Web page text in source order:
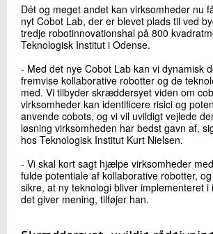
Dét og meget andet kan virksomheder nu
nyt Cobot Lab, der er blevet plads til ved
tredje robotinnovationshal på 800
Teknologisk Institut i Odense.
- Med det nye Cobot Lab kan vi dynamisk
fremvise kollaborative robotter og de
med. Vi tilbyder skræddersyet viden om
virksomheder kan identificere risici og
anvende cobots, og vi vil uvildigt vejlede
løsning virksomheden har bedst gavn af,
hos Teknologisk Institut Kurt Nielsen.
- Vi skal kort sagt hjælpe virksomheder
fulde potentiale af kollaborative robotter,
sikre, at ny teknologi bliver implementeret i
det giver mening, tilføjer han.